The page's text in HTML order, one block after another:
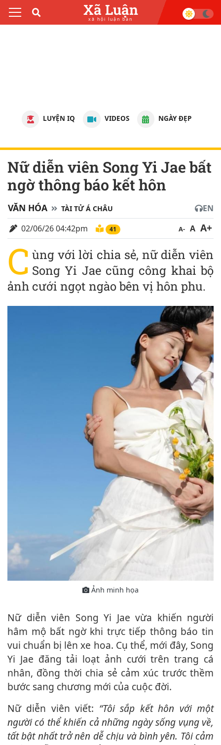
Xã Luận
xã hội luận bàn
LUYỆN IQ VIDEOS NGÀY ĐẸP
Nữ diễn viên Song Yi Jae bất
ngờ thông báo kết hôn
VĂN HÓA TÀI TỬ Á CHÂU
EN
02/06/26 04:42pm
41 A- A A+
C ùng với lời chia sẻ, nữ diễn viên
Song Yi Jae cũng công khai bộ
ảnh cưới ngọt ngào bên vị hôn phu.
Ảnh minh họa
Nữ diễn viên Song Yi Jae vừa khiến người
hâm mộ bất ngờ khi trực tiếp thông báo tin
vui chuẩn bị lên xe hoa. Cụ thể, mới đây, Song
Yi Jae đăng tải loạt ảnh cưới trên trang cá
nhân, đồng thời chia sẻ cảm xúc trước thềm
bước sang chương mới của cuộc đời.
Nữ diễn viên viết: “Tôi sắp kết hôn với một
người có thể khiến cả những ngày sống vụng về,
tất bật nhất trở nên dễ chịu và bình yên. Tôi cảm